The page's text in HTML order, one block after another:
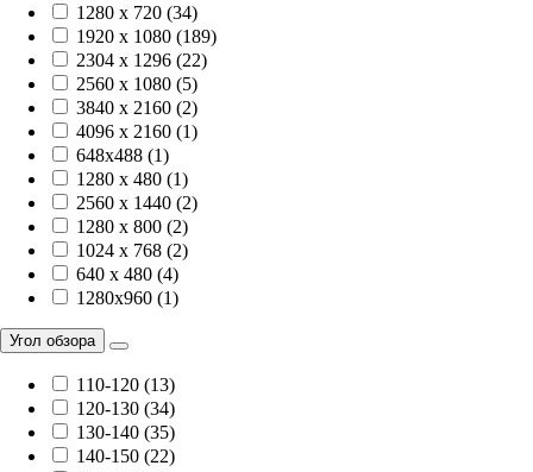
1280 x 720 (34)
1920 х 1080 (189)
2304 x 1296 (22)
2560 x 1080 (5)
3840 х 2160 (2)
4096 х 2160 (1)
648x488 (1)
1280 x 480 (1)
2560 x 1440 (2)
1280 x 800 (2)
1024 x 768 (2)
640 x 480 (4)
1280x960 (1)
Угол обзора
110-120 (13)
120-130 (34)
130-140 (35)
140-150 (22)